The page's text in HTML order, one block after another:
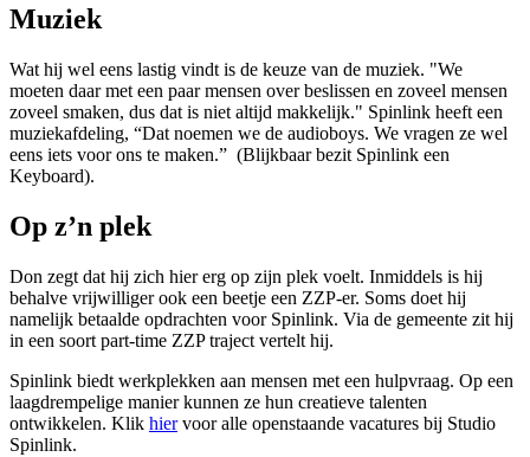
Muziek
Wat hij wel eens lastig vindt is de keuze van de muziek. "We
moeten daar met een paar mensen over beslissen en zoveel mensen
zoveel smaken, dus dat is niet altijd makkelijk." Spinlink heeft een
muziekafdeling, “Dat noemen we de audioboys. We vragen ze wel
eens iets voor ons te maken.” (Blijkbaar bezit Spinlink een
Keyboard).
Op z’n plek
Don zegt dat hij zich hier erg op zijn plek voelt. Inmiddels is hij
behalve vrijwilliger ook een beetje een ZZP-er. Soms doet hij
namelijk betaalde opdrachten voor Spinlink. Via de gemeente zit hij
in een soort part-time ZZP traject vertelt hij.
Spinlink biedt werkplekken aan mensen met een hulpvraag. Op een
laagdrempelige manier kunnen ze hun creatieve talenten
ontwikkelen. Klik hiervoor alle openstaande vacatures bij Studio
Spinlink.